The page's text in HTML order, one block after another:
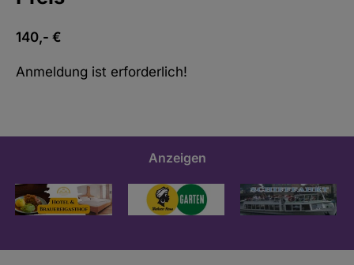
140,- €
Anmeldung ist erforderlich!
Anzeigen